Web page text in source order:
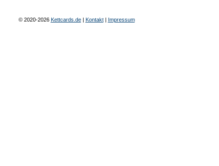
© 2020-2026 Kettcards.de| Kontakt| Impressum